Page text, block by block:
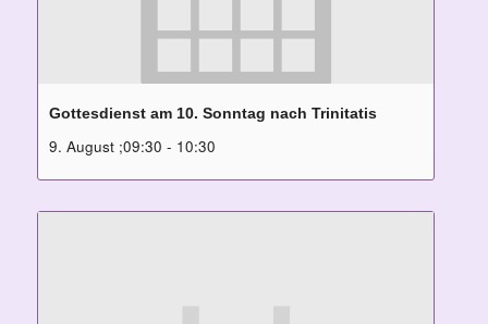
Gottesdienst am 10. Sonntag nach Trinitatis
9. August ;09:30 - 10:30